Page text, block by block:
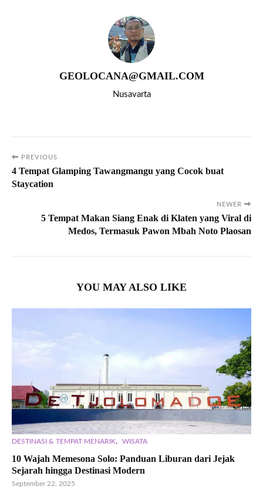
GEOLOCANA@GMAIL.COM
Nusavarta
PREVIOUS
4 Tempat Glamping Tawangmangu yang Cocok buat
Staycation
NEWER
5 Tempat Makan Siang Enak di Klaten yang Viral di
Medos, Termasuk Pawon Mbah Noto Plaosan
YOU MAY ALSO LIKE
DESTINASI & TEMPAT MENARIK, WISATA
10 Wajah Memesona Solo: Panduan Liburan dari Jejak
Sejarah hingga Destinasi Modern
September 22, 2025